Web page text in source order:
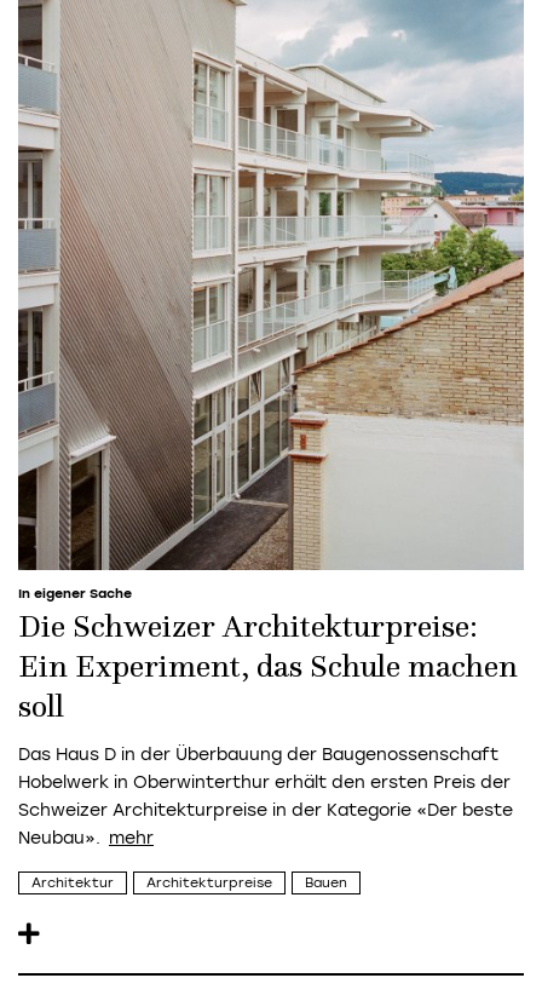
In eigener Sache
Die Schweizer Architekturpreise:
Ein Experiment, das Schule machen
soll
Das Haus D in der Überbauung der Baugenossenschaft
Hobelwerk in Oberwinterthur erhält den ersten Preis der
Schweizer Architekturpreise in der Kategorie «Der beste
Neubau».
Architektur Architekturpreise Bauen